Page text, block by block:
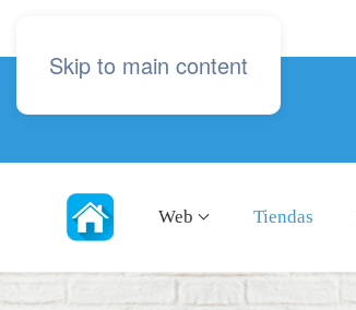
Skip to main content
Web Tiendas